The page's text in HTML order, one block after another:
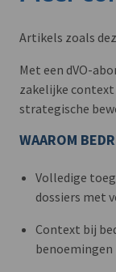
Artikels zoals
Met een dVO-
zakelijke
strategische
WAAROM
Volledige
dossiers met
Context bij
benoemingen